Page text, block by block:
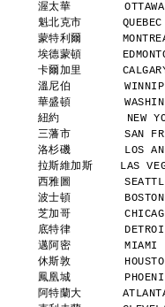
渥太華
魁北克市
蒙特利爾
埃德蒙頓
卡爾加里
溫尼伯
華盛頓
紐約          NEW
三藩市        SAN
洛杉磯        LOS
拉斯維加斯    LAS
西雅圖
波士頓
芝加哥
底特律
邁阿密
休斯敦
鳳凰城
阿特蘭大